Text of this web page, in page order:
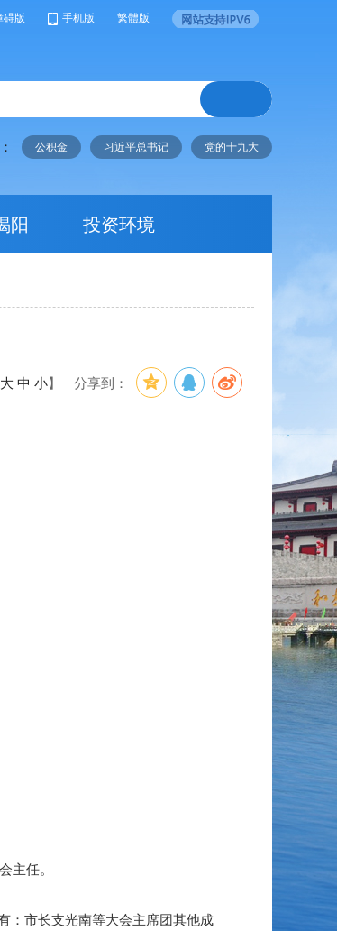
碍版 手机版 繁體版
公积金 习近平总书记 党的十九大
阳 投资环境
大 中 小】 分享到：
主任。
市长支光南等大会主席团其他成